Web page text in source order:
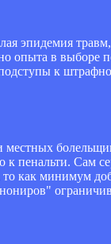
эпидемия
опыта в выборе
к
местных
Сам
то как минимум